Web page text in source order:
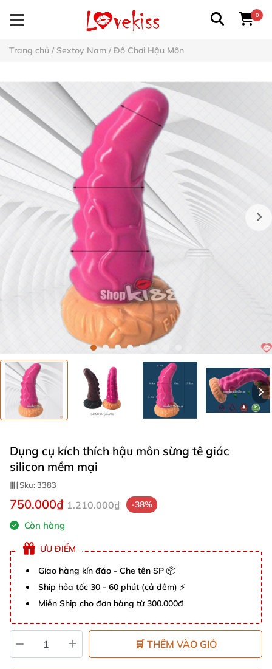
0
Trang chủ / Sextoy Nam / Đồ Chơi Hậu Môn
Dụng cụ kích thích hậu môn sừng tê giác
silicon mềm mại
Sku:3383
750.000₫ 1.210.000₫ -38%
Còn hàng
ƯU ĐIỂM
Giao hàng kín đáo - Che tên SP 📦
Ship hỏa tốc 30 - 60 phút (cả đêm) ⚡
Miễn Ship cho đơn hàng từ 300.000đ
🛒 THÊM VÀO GIỎ